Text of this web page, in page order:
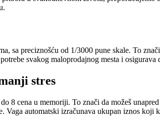
sa preciznošću od 1/3000 pune skale. To
svakog maloprodajnog mesta i
stres
8 cena u memoriji. To znači da možeš
automatski izračunava ukupan iznos koji